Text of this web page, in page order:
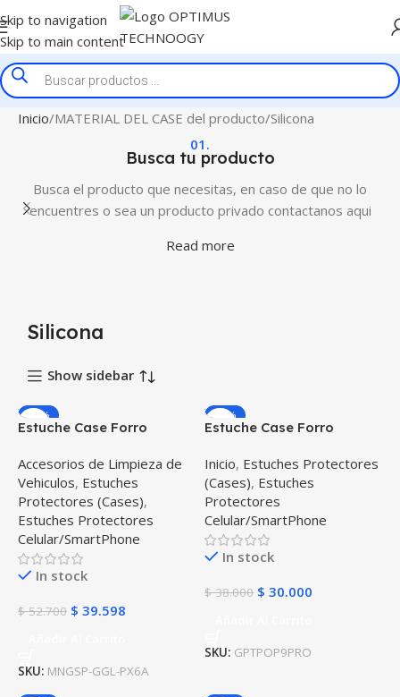
Skip to navigation
Skip to main content
Inicio MATERIAL DEL CASE del producto Silicona
01.
Busca tu producto
Busca el producto que necesitas, en caso de que no lo
encuentres o sea un producto privado contactanos aqui
Read more
Silicona
Show sidebar
-25%
Estuche Case Forro
Delgada Anticaída para
Celular Smartphone
Google Pixel 6A 5G 2022
Accesorios de Limpieza de
Vehiculos, Estuches
Protectores (Cases),
Estuches Protectores
Celular/SmartPhone
In stock
$52.700 $ 39.598
SKU: MNGSP-GGL-PX6A
-21%
Estuche Case Forro
Protectora Celular
Smartphone OnePlus 9
Pro
Inicio, Estuches Protectores
(Cases), Estuches
Protectores
Celular/SmartPhone
In stock
$38.000 $ 30.000
SKU: GPTPOP9PRO